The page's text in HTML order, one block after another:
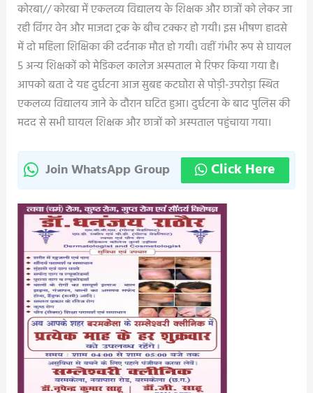
कोरबा// कोरबा में एकलव्य विद्यालय के शिक्षक और छात्रों को लेकर जा
रही विंगर वेन और माजदा ट्रक के बीच टक्कर हो गयी। इस भीषण हादसे
में दो महिला शिक्षिका की दर्दनाक मौत हो गयी। वहीं गंभीर रूप से घायल
5 अन्य शिक्षकों को मेडिकल कालेज अस्पताल मे रिफर किया गया है।
आपको बता दे यह दुर्घटना आज सुबह कटघोरा से पोड़ी-उपरोड़ा स्थित
एकलव्य विद्यालय जाने के दौरान घटित हुआ। दुर्घटना के बाद पुलिस की
मदद से सभी घायल शिक्षक और छात्रों को अस्पताल पहुंचाया गया।
Join WhatsApp Group Click Here